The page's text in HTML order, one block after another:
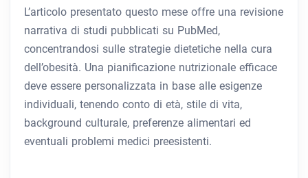
L’articolo presentato questo mese offre una revisione
narrativa di studi pubblicati su PubMed,
concentrandosi sulle strategie dietetiche nella cura
dell’obesità. Una pianificazione nutrizionale efficace
deve essere personalizzata in base alle esigenze
individuali, tenendo conto di età, stile di vita,
background culturale, preferenze alimentari ed
eventuali problemi medici preesistenti.